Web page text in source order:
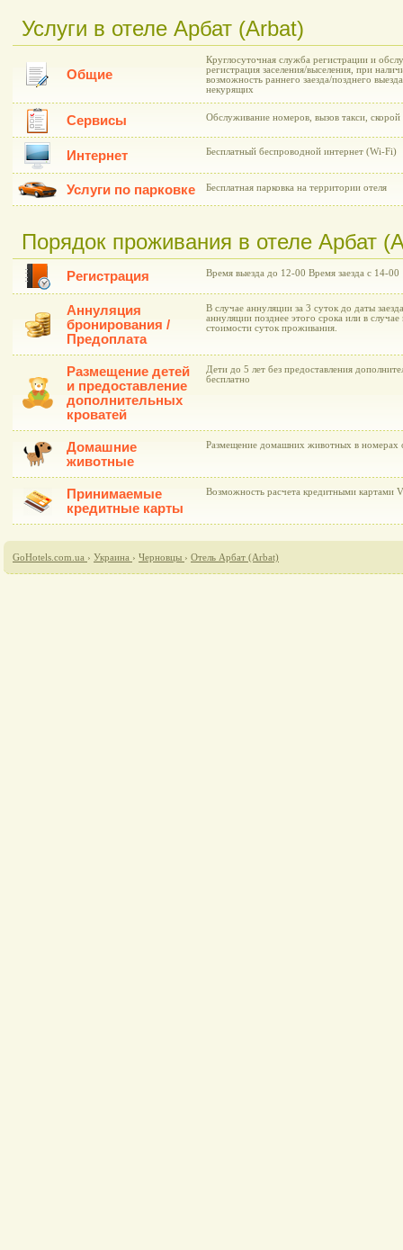
Услуги в отеле Арбат (Arbat)
Общие
Круглосуточная служба регистрации и
регистрация заселения/выселения, при
возможность раннего заезда/позднего
некурящих
Сервисы Обслуживание номеров, вызов такси,
Интернет Бесплатный беспроводной интернет (Wi-Fi)
Услуги по парковке Бесплатная парковка на территории отеля
Порядок проживания в отеле Арбат
Регистрация Время выезда до 12-00 Время заезда с 14-00
Аннуляция
бронирования /
Предоплата
В случае аннуляции за 3 суток до даты
аннуляции позднее этого срока или в случае
стоимости суток проживания.
Размещение детей
и предоставление
дополнительных
кроватей
Дети до 5 лет без предоставления
бесплатно
Домашние
животные
Размещение домашних животных в номерах
Принимаемые
кредитные карты
Возможность расчета кредитными картами
GoHotels.com.ua › Украина › Черновцы › Отель Арбат (Arbat)